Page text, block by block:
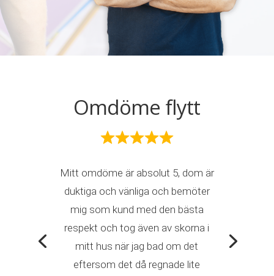
Omdöme flytt
Mitt omdöme är absolut 5, dom är
duktiga och vänliga och bemöter
mig som kund med den bästa
respekt och tog även av skorna i
mitt hus när jag bad om det
eftersom det då regnade lite